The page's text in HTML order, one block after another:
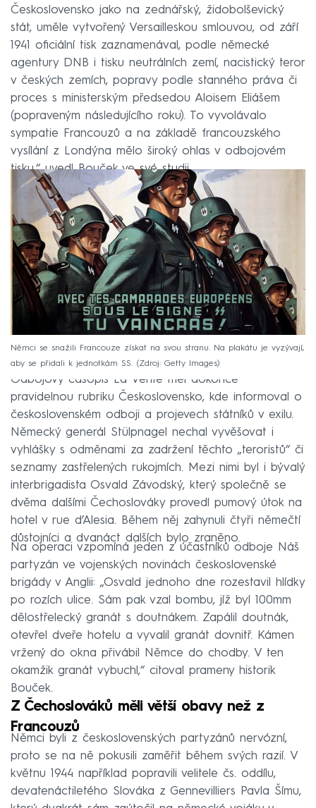
Československo jako na zednářský, židobolševický
stát, uměle vytvořený Versailleskou smlouvou, od září
1941 oficiální tisk zaznamenával, podle německé
agentury DNB i tisku neutrálních zemí, nacistický teror
v českých zemích, popravy podle stanného práva či
proces s ministerským předsedou Aloisem Eliášem
(popraveným následujícího roku). To vyvolávalo
sympatie Francouzů a na základě francouzského
vysílání z Londýna mělo široký ohlas v odbojovém
tisku,“ uvedl Bouček ve své studii.
Němci se snažili Francouze získat na svou stranu. Na plakátu je vyzývají,
aby se přidali k jednotkám SS.
Zdroj: Getty Images
Odbojový časopis La Verité měl dokonce
pravidelnou rubriku Československo, kde informoval o
československém odboji a projevech státníků v exilu.
Německý generál Stülpnagel nechal vyvěšovat i
vyhlášky s odměnami za zadržení těchto „teroristů“ či
seznamy zastřelených rukojmích. Mezi nimi byl i bývalý
interbrigadista Osvald Závodský, který společně se
dvěma dalšími Čechoslováky provedl pumový útok na
hotel v rue d’Alesia. Během něj zahynuli čtyři němečtí
důstojníci a dvanáct dalších bylo zraněno.
Na operaci vzpomíná jeden z účastníků odboje Náš
partyzán ve vojenských novinách československé
brigády v Anglii: „Osvald jednoho dne rozestavil hlídky
po rozích ulice. Sám pak vzal bombu, jíž byl 100mm
dělostřelecký granát s doutnákem. Zapálil doutnák,
otevřel dveře hotelu a vyvalil granát dovnitř. Kámen
vržený do okna přivábil Němce do chodby. V ten
okamžik granát vybuchl,“ citoval prameny historik
Bouček.
Z Čechoslováků měli větší obavy než z
Francouzů
Němci byli z československých partyzánů nervózní,
proto se na ně pokusili zaměřit během svých razií. V
květnu 1944 například popravili velitele čs. oddílu,
devatenáctiletého Slováka z Gennevilliers Pavla Šímu,